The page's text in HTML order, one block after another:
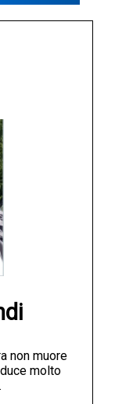
non muore
molto